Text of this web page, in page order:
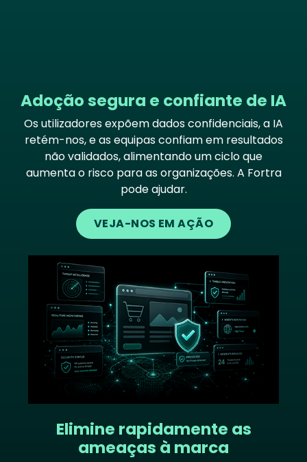
Adoção segura e confiante de IA
Os utilizadores expõem dados confidenciais, a IA
retém-nos, e as equipas confiam em resultados
não validados, alimentando um ciclo que
aumenta o risco para as organizações. A Fortra
pode ajudar.
VEJA-NOS EM AÇÃO
Elimine rapidamente as
ameaças à marca